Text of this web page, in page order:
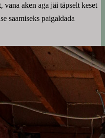
vana aken aga jäi täpselt keset
saamiseks paigaldada